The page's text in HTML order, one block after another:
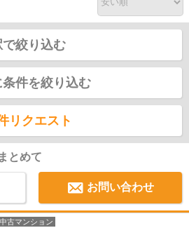
で絞り込む
条件を絞り込む
リクエスト
とめて
お問い合わせ
古マンション